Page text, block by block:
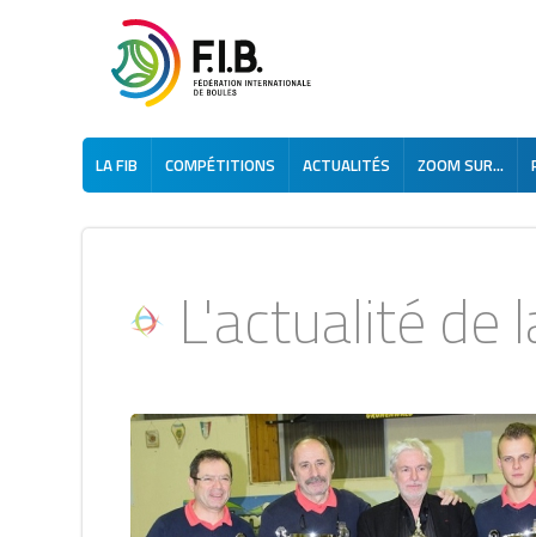
LA FIB COMPÉTITIONS ACTUALITÉS ZOOM SUR...
L'actualité de